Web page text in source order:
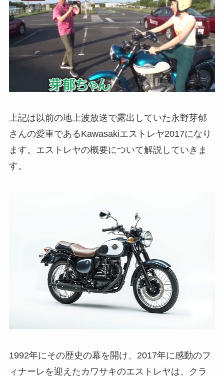
上記は以前の地上波放送で露出していた永野芽郁
さんの愛車であるKawasakiエストレヤ2017になり
ます。エストレヤの概要について解説していきま
す。
1992年にその歴史の幕を開け、2017年に感動のフ
ィナーレを迎えたカワサキのエストレヤは、クラ